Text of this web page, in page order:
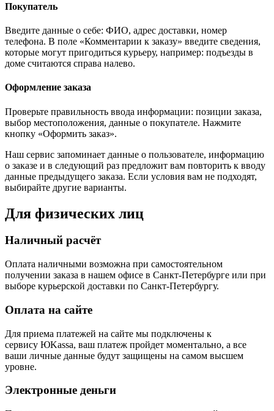
Покупатель
Введите данные о себе: ФИО, адрес доставки, номер
телефона. В поле «Комментарии к заказу» введите сведения,
которые могут пригодиться курьеру, например: подъезды в
доме считаются справа налево.
Оформление заказа
Проверьте правильность ввода информации: позиции заказа,
выбор местоположения, данные о покупателе. Нажмите
кнопку «Оформить заказ».
Наш сервис запоминает данные о пользователе, информацию
о заказе и в следующий раз предложит вам повторить к вводу
данные предыдущего заказа. Если условия вам не подходят,
выбирайте другие варианты.
Для физических лиц
Наличный расчёт
Оплата наличными возможна при самостоятельном
получении заказа в нашем офисе в Санкт-Петербурге или при
выборе курьерской доставки по Санкт-Петербургу.
Оплата на сайте
Для приема платежей на сайте мы подключены к
сервису ЮKassa, ваш платеж пройдет моментально, а все
ваши личные данные будут защищены на самом высшем
уровне.
Электронные деньги